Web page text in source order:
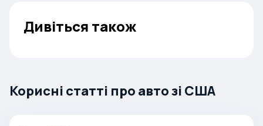
Дивіться також
Корисні статті про авто зі США